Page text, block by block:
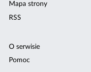
Mapa strony
RSS
O serwisie
Pomoc